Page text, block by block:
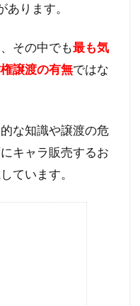
ります。
その中でも最も気
譲渡の有無ではな
な知識や譲渡の危
キャラ販売するお
ています。